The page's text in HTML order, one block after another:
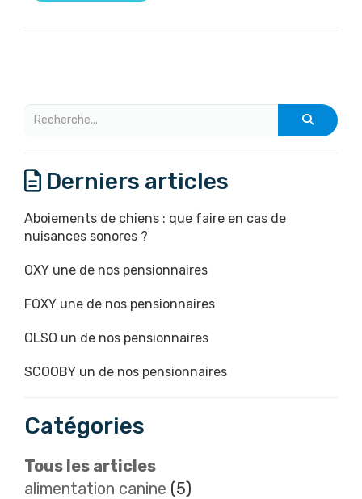
Derniers articles
Aboiements de chiens : que faire en cas de
nuisances sonores ?
OXY une de nos pensionnaires
FOXY une de nos pensionnaires
OLSO un de nos pensionnaires
SCOOBY un de nos pensionnaires
Catégories
Tous les articles
alimentation canine (5)